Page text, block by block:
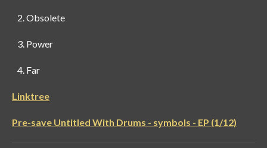
Obsolete
Power
Far
Linktree
Pre-save Untitled With Drums - symbols - EP (1/12)